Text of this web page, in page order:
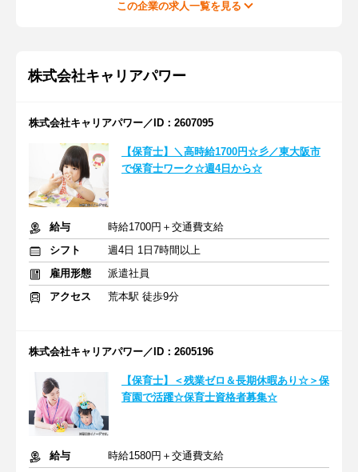
この企業の求人一覧を見る
株式会社キャリアパワー
株式会社キャリアパワー／ID：2607095
【保育士】＼高時給1700円☆彡／東大阪市
で保育士ワーク☆週4日から☆
給与
時給1700円＋交通費支給
シフト
週4日 1日7時間以上
雇用形態
派遣社員
アクセス
荒本駅 徒歩9分
株式会社キャリアパワー／ID：2605196
【保育士】＜残業ゼロ＆長期休暇あり☆＞保
育園で活躍☆保育士資格者募集☆
給与
時給1580円＋交通費支給